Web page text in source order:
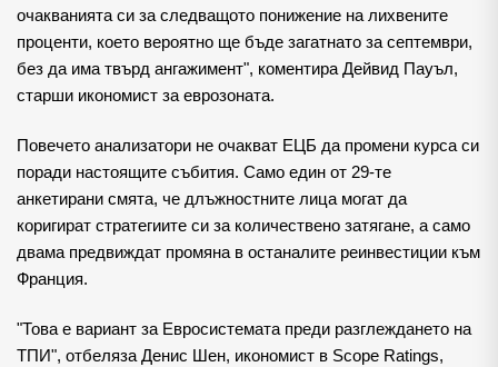
очакванията си за следващото понижение на лихвените
проценти, което вероятно ще бъде загатнато за септември,
без да има твърд ангажимент", коментира Дейвид Пауъл,
старши икономист за еврозоната.
Повечето анализатори не очакват ЕЦБ да промени курса си
поради настоящите събития. Само един от 29-те
анкетирани смята, че длъжностните лица могат да
коригират стратегиите си за количествено затягане, а само
двама предвиждат промяна в останалите реинвестиции към
Франция.
"Това е вариант за Евросистемата преди разглеждането на
ТПИ", отбеляза Денис Шен, икономист в Scope Ratings,